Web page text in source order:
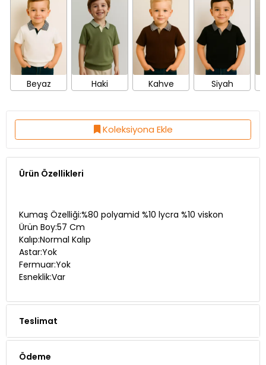
Beyaz Haki Kahve Siyah
Koleksiyona Ekle
Ürün Özellikleri
Kumaş Özelliği:%80 polyamid %10 lycra %10 viskon
Ürün Boy:57 Cm
Kalıp:Normal Kalıp
Astar:Yok
Fermuar:Yok
Esneklik:Var
Teslimat
Ödeme